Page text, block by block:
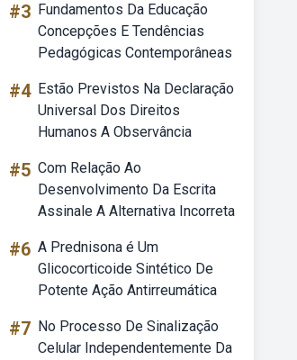
#3 Fundamentos Da Educação
Concepções E Tendências
Pedagógicas Contemporâneas
#4 Estão Previstos Na Declaração
Universal Dos Direitos
Humanos A Observância
#5 Com Relação Ao
Desenvolvimento Da Escrita
Assinale A Alternativa Incorreta
#6 A Prednisona é Um
Glicocorticoide Sintético De
Potente Ação Antirreumática
#7 No Processo De Sinalização
Celular Independentemente Da